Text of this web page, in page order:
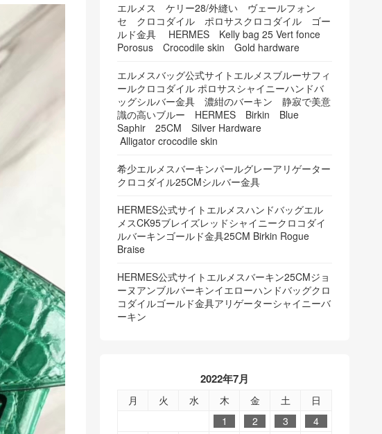
エルメス ケリー28/外縫い ヴェールフォン
セ クロコダイル ポロサスクロコダイル ゴー
ルド金具 HERMES Kelly bag 25 Vert fonce
Porosus Crocodile skin Gold hardware
エルメスバッグ公式サイトエルメスブルーサフィ
ールクロコダイル ポロサスシャイニーハンドバ
ッグシルバー金具 濃紺のバーキン 静寂で美意
識の高いブルー HERMES Birkin Blue
Saphir 25CM Silver Hardware
Alligator crocodile skin
希少エルメスバーキンパールグレーアリゲーター
クロコダイル25CMシルバー金具
HERMES公式サイトエルメスハンドバッグエル
メスCK95ブレイズレッドシャイニークロコダイ
ルバーキンゴールド金具25CM Birkin Rogue
Braise
HERMES公式サイトエルメスバーキン25CMジョ
ーヌアンブルバーキンイエローハンドバッグクロ
コダイルゴールド金具アリゲーターシャイニーバ
ーキン
2022年7月
月 火 水 木 金 土
日
1
2 3
4